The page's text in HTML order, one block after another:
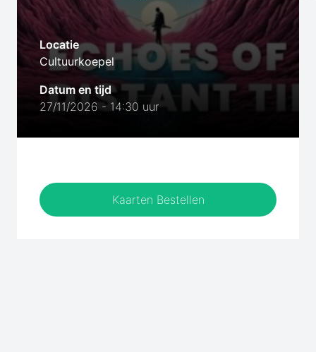
Locatie
Cultuurkoepel
Datum en tijd
27/11/2026 - 14:30 uur
Kaarten Bestellen